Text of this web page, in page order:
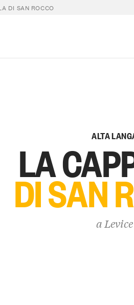
DI SAN ROCCO
ALTA
LA
DI SAN
a Levice